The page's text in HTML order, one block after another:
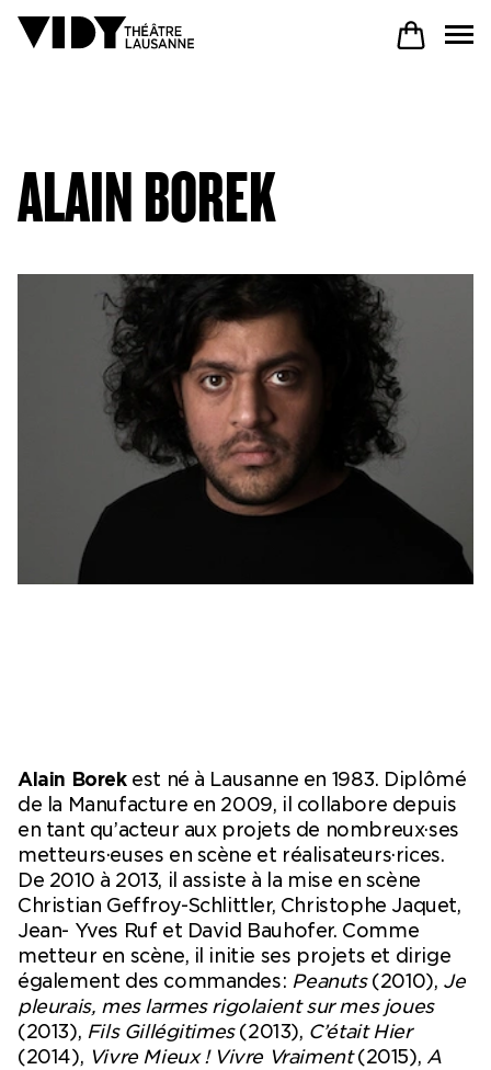
PARTICIPER
VENIR À VIDY
Le Théâtre
Billetterie en ligne
Mon compte
ALAIN BOREK
Alain Borekest né à Lausanne en 1983. Diplômé
de la Manufacture en 2009, il collabore depuis
en tant qu’acteur aux projets de nombreux·ses
metteurs·euses en scène et réalisateurs·rices.
De 2010 à 2013, il assiste à la mise en scène
Christian Geffroy-Schlittler, Christophe Jaquet,
Jean- Yves Ruf et David Bauhofer. Comme
metteur en scène, il initie ses projets et dirige
également des commandes : Peanuts(2010), Je
pleurais, mes larmes rigolaient sur mes joues
(2013), Fils Gillégitimes(2013), C’était Hier
(2014), Vivre Mieux ! Vivre Vraiment(2015), A